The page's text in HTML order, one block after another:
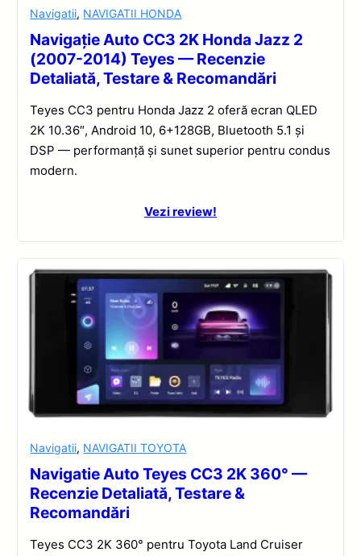
Navigatii, NAVIGATII HONDA
Navigație Auto CC3 2K Honda Jazz 2
(2007-2014) Teyes — Recenzie
Detaliată, Testare & Recomandări
Teyes CC3 pentru Honda Jazz 2 oferă ecran QLED
2K 10.36″, Android 10, 6+128GB, Bluetooth 5.1 și
DSP — performanță și sunet superior pentru condus
modern.
Vezi review!
Navigatii, NAVIGATII TOYOTA
Navigatie Auto Teyes CC3 2K 360° —
Recenzie Detaliată, Testare &
Recomandări
Teyes CC3 2K 360° pentru Toyota Land Cruiser